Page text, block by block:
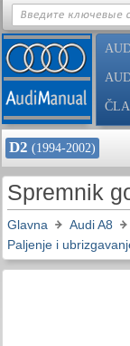
D2 (1994-2002)
Spremnik
Glavna Audi A8
Paljenje i